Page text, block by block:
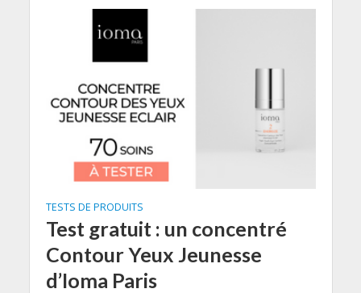
TESTS DE PRODUITS
Test gratuit : un concentré
Contour Yeux Jeunesse
d’Ioma Paris